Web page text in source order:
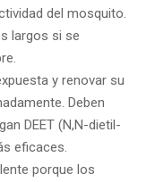
del mosquito.
largos si se
y renovar su
Deben
DEET (N,N-dietil-
eficaces.
porque los